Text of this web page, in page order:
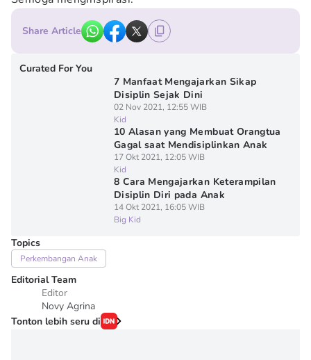
Share Article
Curated For You
7 Manfaat Mengajarkan Sikap
Disiplin Sejak Dini
02 Nov 2021, 12:55 WIB
Kid
10 Alasan yang Membuat Orangtua
Gagal saat Mendisiplinkan Anak
17 Okt 2021, 12:05 WIB
Kid
8 Cara Mengajarkan Keterampilan
Disiplin Diri pada Anak
14 Okt 2021, 16:05 WIB
Big Kid
Topics
Perkembangan Anak
Editorial Team
Editor
Novy Agrina
Tonton lebih seru di